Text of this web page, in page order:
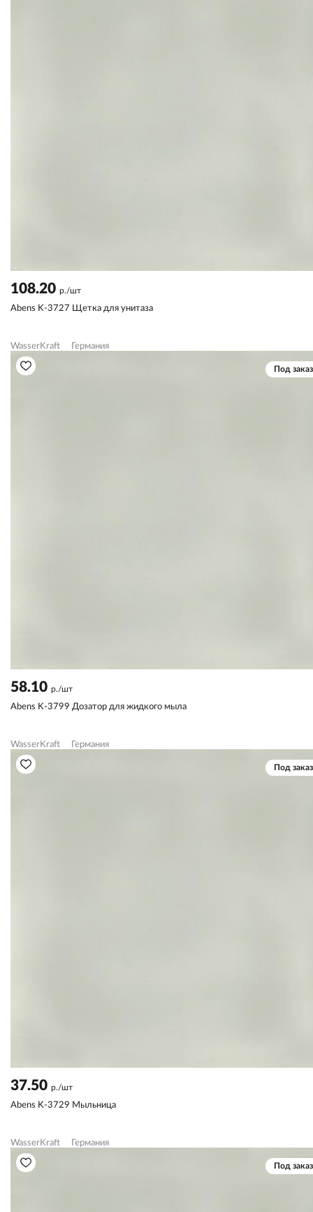
108.20 р./шт
Abens K-3727 Щетка для унитаза
WasserKraft Германия
Под заказ
58.10 р./шт
Abens K-3799 Дозатор для жидкого мыла
WasserKraft Германия
Под заказ
37.50 р./шт
Abens K-3729 Мыльница
WasserKraft Германия
Под заказ